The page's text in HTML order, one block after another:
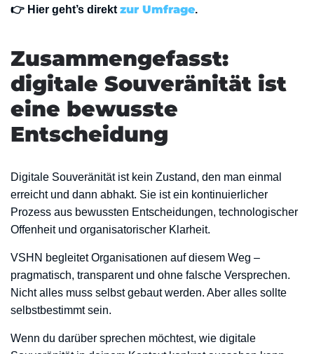
👉 Hier geht’s direkt zur Umfrage.
Zusammengefasst:
digitale Souveränität ist
eine bewusste
Entscheidung
Digitale Souveränität ist kein Zustand, den man einmal
erreicht und dann abhakt. Sie ist ein kontinuierlicher
Prozess aus bewussten Entscheidungen, technologischer
Offenheit und organisatorischer Klarheit.
VSHN begleitet Organisationen auf diesem Weg –
pragmatisch, transparent und ohne falsche Versprechen.
Nicht alles muss selbst gebaut werden. Aber alles sollte
selbstbestimmt sein.
Wenn du darüber sprechen möchtest, wie digitale